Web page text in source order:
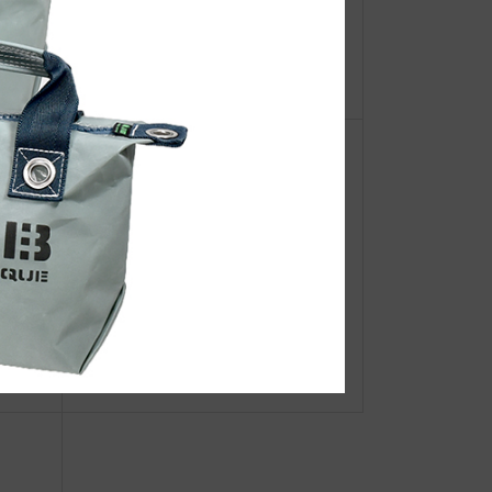
オ
☆JIB Group Info☆ 21/6/21〜【重
要】JIB直営店 営業時間変更のお